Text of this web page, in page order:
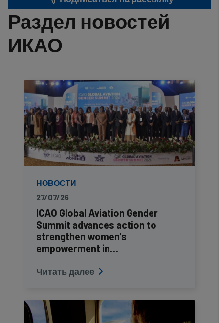
Раздел новостей
ИКАО
НОВОСТИ
27/07/26
ICAO Global Aviation Gender
Summit advances action to
strengthen women's
empowerment in…
Читать далее